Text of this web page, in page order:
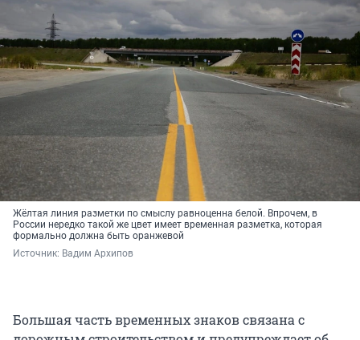
Жёлтая линия разметки по смыслу равноценна белой. Впрочем, в
России нередко такой же цвет имеет временная разметка, которая
формально должна быть оранжевой
Источник: Вадим Архипов
Большая часть временных знаков связана с